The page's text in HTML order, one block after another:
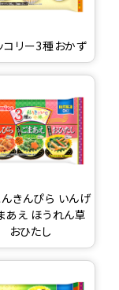
コリー3種おかず
きんぴら いんげ
あえ ほうれん草
おひたし